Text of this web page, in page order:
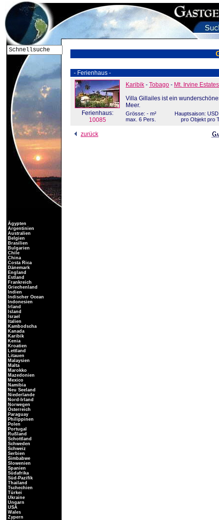
- Ferienhaus -
Ferienhaus:
10085
Karibik - Tobago - Mt. Irvine Estates
Villa Gillailes ist ein
Meer.
Grösse: - m²
max. 6 Pers.
Hauptsaison:
pro Objekt pro
zurück
Ägypten
Argentinien
Australien
Belgien
Brasilien
Bulgarien
Chile
China
Costa Rica
Dänemark
England
Estland
Frankreich
Griechenland
Indien
Indischer Ocean
Indonesien
Irland
Island
Israel
Italien
Kambodscha
Kanada
Karibik
Kenia
Kroatien
Lettland
Litauen
Malaysien
Malta
Marokko
Mazedonien
Mexico
Namibia
Neu Seeland
Niederlande
Nord-Irland
Norwegen
Österreich
Paraguay
Philippinen
Polen
Portugal
Rußland
Schottland
Schweden
Schweiz
Serbien
Simbabwe
Slowenien
Spanien
Südafrika
Süd-Pazifik
Thailand
Tschechien
Türkei
Ukraine
Ungarn
USA
Wales
Zypern